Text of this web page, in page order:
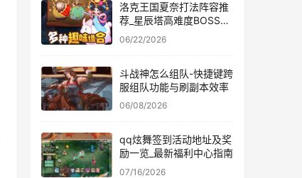
洛克王国夏奈打法阵容推
荐_星辰塔高难度BOSS通
关教学
06/22/2026
斗战神怎么组队-快捷键跨
服组队功能与刷副本效率
06/08/2026
qq炫舞签到活动地址及奖
励一览_最新福利中心指南
07/16/2026